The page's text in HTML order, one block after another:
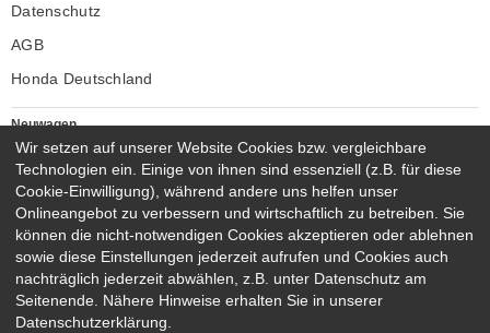
Datenschutz
AGB
Honda Deutschland
Neuwagen
Honda Neuwagen
Gebrauchtwagen
Honda Gebrauchtwagen
Honda Vorführwagen
Gesamtbestand
NEUWAGENMODELLE
HONDA JAZZ E:HEV
HONDA CIVIC E:HEV
Wir setzen auf unserer Website Cookies bzw. vergleichbare
Technologien ein. Einige von ihnen sind essenziell (z.B. für diese
Cookie-Einwilligung), während andere uns helfen unser
Onlineangebot zu verbessern und wirtschaftlich zu betreiben. Sie
können die nicht-notwendigen Cookies akzeptieren oder ablehnen
sowie diese Einstellungen jederzeit aufrufen und Cookies auch
nachträglich jederzeit abwählen, z.B. unter Datenschutz am
Seitenende. Nähere Hinweise erhalten Sie in unserer
Datenschutzerklärung.